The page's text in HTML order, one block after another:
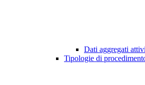
Dati aggregati
Tipologie di